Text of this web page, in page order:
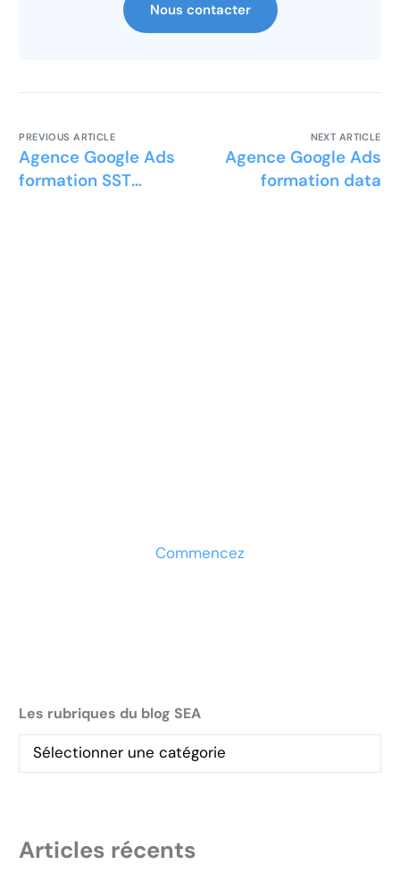
Nous contacter
PREVIOUS ARTICLE
Agence Google Ads
formation SST
NEXT ARTICLE
Agence Google Ads
formation data
Commencez
Les rubriques du blog SEA
Articles récents